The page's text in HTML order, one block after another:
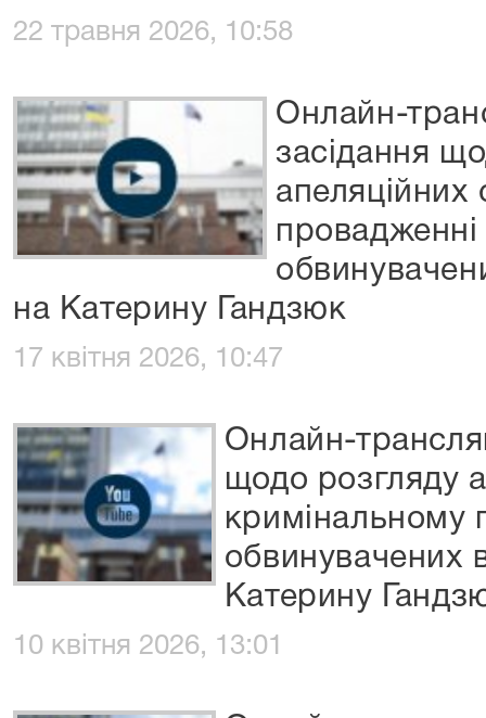
22 травня 2026, 10:58
Онлайн-
засідання
апеляційних
провадженні
на Катерину Гандзюк
17 квітня 2026, 10:47
Онлайн-
щодо розгляду
кримінальному
обвинувачених
Катерину
10 квітня 2026, 13:01